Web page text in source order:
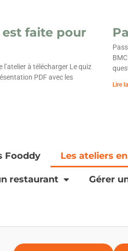
faite pour
à télécharger Le quiz
PDF avec les
Lire
Fooddy Les ateliers
restaurant Gérer